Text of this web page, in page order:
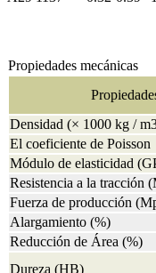
Propiedades mecánicas
Densidad (× 1000 kg /
El coeficiente de Poisson
Módulo de elasticidad
Resistencia a la tracción
Fuerza de producción
Alargamiento (%)
Reducción de Área (%)
Dureza (HB)